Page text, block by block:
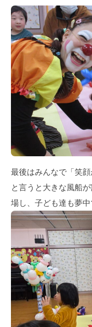
最後はみんなで「笑
と言うと大きな風船
場し、子ども達も夢